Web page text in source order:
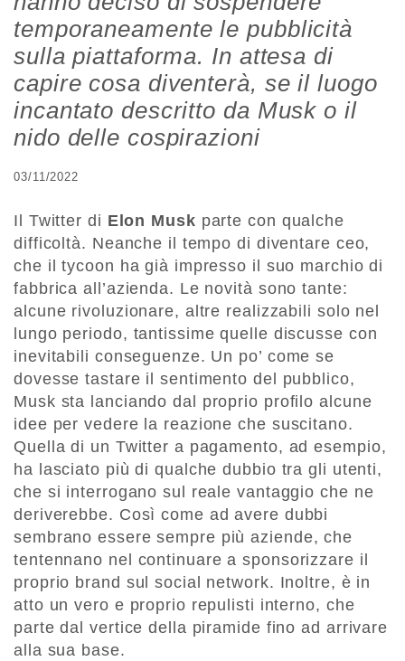
temporaneamente le pubblicità
sulla piattaforma. In attesa di
capire cosa diventerà, se il luogo
incantato descritto da Musk o il
nido delle cospirazioni
03/11/2022
Il Twitter di Elon Musk parte con qualche
difficoltà. Neanche il tempo di diventare ceo,
che il tycoon ha già impresso il suo marchio di
fabbrica all’azienda. Le novità sono tante:
alcune rivoluzionare, altre realizzabili solo nel
lungo periodo, tantissime quelle discusse con
inevitabili conseguenze. Un po’ come se
dovesse tastare il sentimento del pubblico,
Musk sta lanciando dal proprio profilo alcune
idee per vedere la reazione che suscitano.
Quella di un Twitter a pagamento, ad esempio,
ha lasciato più di qualche dubbio tra gli utenti,
che si interrogano sul reale vantaggio che ne
deriverebbe. Così come ad avere dubbi
sembrano essere sempre più aziende, che
tentennano nel continuare a sponsorizzare il
proprio brand sul social network. Inoltre, è in
atto un vero e proprio repulisti interno, che
parte dal vertice della piramide fino ad arrivare
alla sua base.